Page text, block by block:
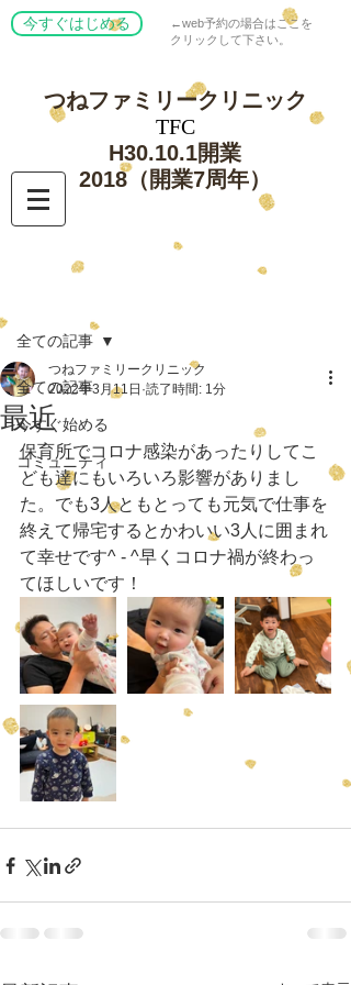
今すぐはじめる
←web予約の場合はここを
クリックして下さい。
つねファミリークリニック
​TFC
​H30.10.1開業
​2018（開業7周年）
全ての記事
今すぐ始める
コミュニティ
全ての記事
最近
つねファミリークリニック
2022年3月11日 読了時間: 1分
保育所でコロナ感染があったりしてこ
ども達にもいろいろ影響がありまし
た。でも3人ともとっても元気で仕事を
終えて帰宅するとかわいい3人に囲まれ
て幸せです^ - ^早くコロナ禍が終わっ
てほしいです！